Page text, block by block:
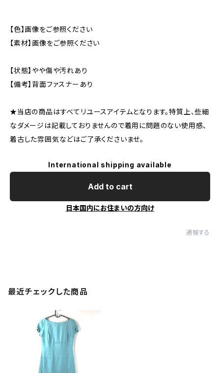
【色】画像をご参照ください
【素材】画像をご参照ください
【状態】やや傷や汚れあり
【備考】背面ファスナーあり
★当店の商品はすべてリユースアイテムとなります。特質上、些細
なダメージは記載しておりませんので着用に問題のない使用感、
着古した雰囲気などはご了承くださいませ。
International shipping available
Add to cart
日本国内にお住まいの方向け
通報する
最近チェックした商品